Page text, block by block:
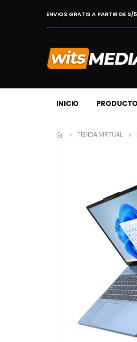
ENVIOS GRATIS A PARTIR DE
INICIO
TIENDA VIRTUAL